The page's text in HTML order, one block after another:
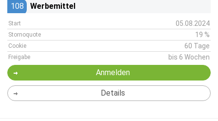
108 Werbemittel
Start 05.08.2024
Stornoquote 19 %
Cookie 60 Tage
Freigabe bis 6 Wochen
Anmelden
Details